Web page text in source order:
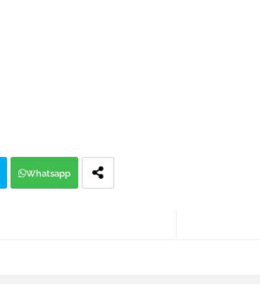
Whatsapp